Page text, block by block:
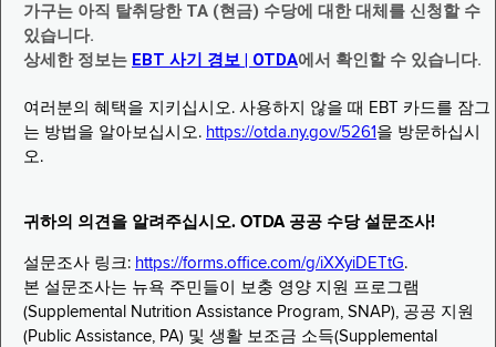
가구는 아직 탈취당한 TA (현금) 수당에 대한 대체를 신청할 수
있습니다.
상세한 정보는 EBT 사기 경보 | OTDA에서 확인할 수 있습니다.
여러분의 혜택을 지키십시오. 사용하지 않을 때 EBT 카드를 잠그
는 방법을 알아보십시오. https://otda.ny.gov/5261 을 방문하십시
오.
귀하의 의견을 알려주십시오. OTDA 공공 수당 설문조사!
설문조사 링크: https://forms.office.com/g/iXXyiDETtG.
본 설문조사는 뉴욕 주민들이 보충 영양 지원 프로그램
(Supplemental Nutrition Assistance Program, SNAP), 공공 지원
(Public Assistance, PA) 및 생활 보조금 소득(Supplemental